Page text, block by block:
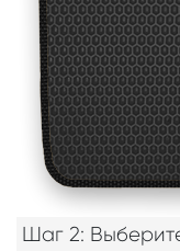
Шаг 2: